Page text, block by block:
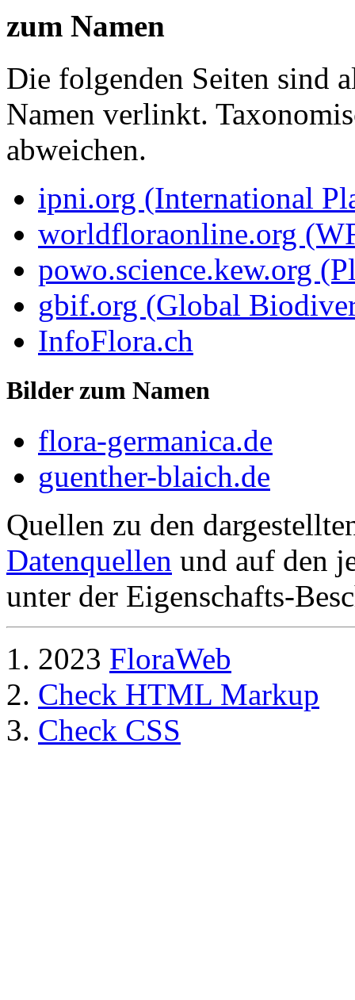
zum Namen
Die folgenden Seiten sind
Namen verlinkt.
abweichen.
ipni.org (International
worldfloraonline.org
powo.science.kew.org
gbif.org (Global
InfoFlora.ch
Bilder zum Namen
flora-germanica.de
guenther-blaich.de
Quellen zu den
Datenquellen und auf den
unter der Eigenschafts-
2023 FloraWeb
Check HTML Markup
Check CSS